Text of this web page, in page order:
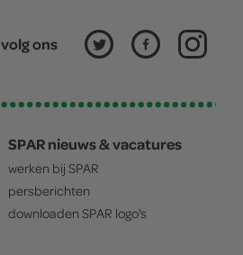
volg ons
SPAR nieuws & vacatures
werken bij SPAR
persberichten
downloaden SPAR logo's